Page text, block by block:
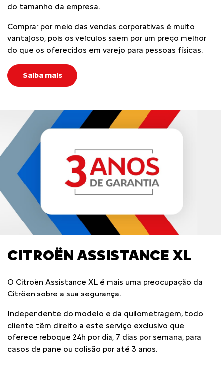
do tamanho da empresa.
Comprar por meio das vendas corporativas é muito
vantajoso, pois os veículos saem por um preço melhor
do que os oferecidos em varejo para pessoas físicas.
Saiba mais
CITROËN ASSISTANCE XL
O Citroën Assistance XL é mais uma preocupação da
Citröen sobre a sua segurança.
Independente do modelo e da quilometragem, todo
cliente têm direito a este serviço exclusivo que
oferece reboque 24h por dia, 7 dias por semana, para
casos de pane ou colisão por até 3 anos.